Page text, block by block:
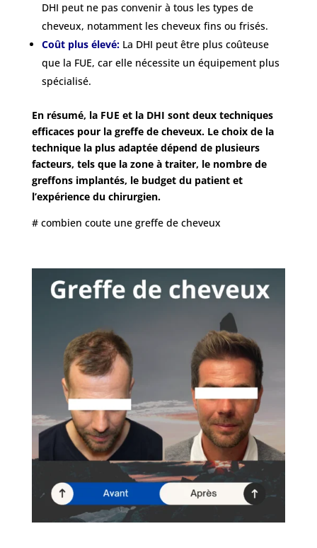
DHI peut ne pas convenir à tous les types de
cheveux, notamment les cheveux fins ou frisés.
Coût plus élevé: La DHI peut être plus coûteuse
que la FUE, car elle nécessite un équipement plus
spécialisé.
En résumé, la FUE et la DHI sont deux techniques
efficaces pour la greffe de cheveux. Le choix de la
technique la plus adaptée dépend de plusieurs
facteurs, tels que la zone à traiter, le nombre de
greffons implantés, le budget du patient et
l’expérience du chirurgien.
# combien coute une greffe de cheveux